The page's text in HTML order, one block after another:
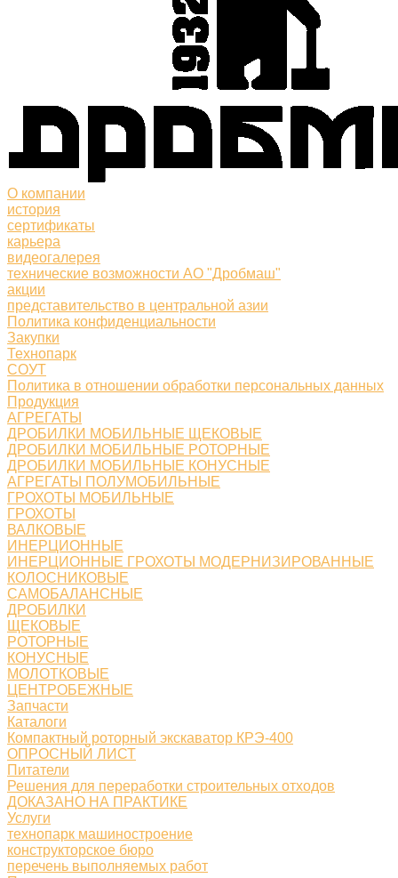
О компании
история
сертификаты
карьера
видеогалерея
технические возможности АО "Дробмаш"
акции
представительство в центральной азии
Политика конфиденциальности
Закупки
Технопарк
СОУТ
Политика в отношении обработки персональных данных
Продукция
АГРЕГАТЫ
ДРОБИЛКИ МОБИЛЬНЫЕ ЩЕКОВЫЕ
ДРОБИЛКИ МОБИЛЬНЫЕ РОТОРНЫЕ
ДРОБИЛКИ МОБИЛЬНЫЕ КОНУСНЫЕ
АГРЕГАТЫ ПОЛУМОБИЛЬНЫЕ
ГРОХОТЫ МОБИЛЬНЫЕ
ГРОХОТЫ
ВАЛКОВЫЕ
ИНЕРЦИОННЫЕ
ИНЕРЦИОННЫЕ ГРОХОТЫ МОДЕРНИЗИРОВАННЫЕ
КОЛОСНИКОВЫЕ
САМОБАЛАНСНЫЕ
ДРОБИЛКИ
ЩЕКОВЫЕ
РОТОРНЫЕ
КОНУСНЫЕ
МОЛОТКОВЫЕ
ЦЕНТРОБЕЖНЫЕ
Запчасти
Каталоги
Компактный роторный экскаватор КРЭ-400
ОПРОСНЫЙ ЛИСТ
Питатели
Решения для переработки строительных отходов
ДОКАЗАНО НА ПРАКТИКЕ
Услуги
технопарк машиностроение
конструкторское бюро
перечень выполняемых работ